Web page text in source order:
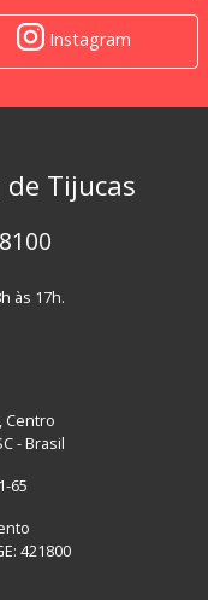
Instagram
Tijucas
às 17h.
Centro
- Brasil
65
421800